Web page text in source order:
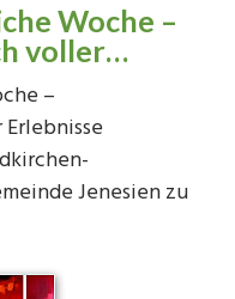
Woche –
voller…
–
Jenesien zu